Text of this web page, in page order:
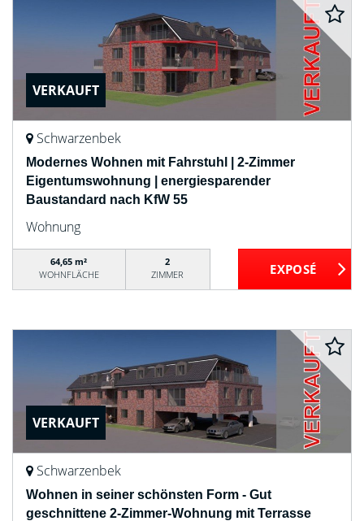
VERKAUFT
Schwarzenbek
Modernes Wohnen mit Fahrstuhl | 2-Zimmer
Eigentumswohnung | energiesparender
Baustandard nach KfW 55
Wohnung
64,65 m²
WOHNFLÄCHE
2
ZIMMER
VERKAUFT
Schwarzenbek
Wohnen in seiner schönsten Form - Gut
geschnittene 2-Zimmer-Wohnung mit Terrasse